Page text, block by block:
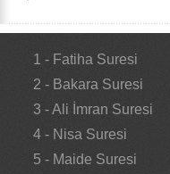
1 - Fatiha Suresi
2 - Bakara Suresi
3 - Ali İmran Suresi
4 - Nisa Suresi
5 - Maide Suresi